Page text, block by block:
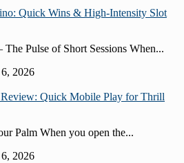
Quick Wins & High‑Intensity Slot
Pulse of Short Sessions When...
2026
Quick Mobile Play for Thrill
Palm When you open the...
2026